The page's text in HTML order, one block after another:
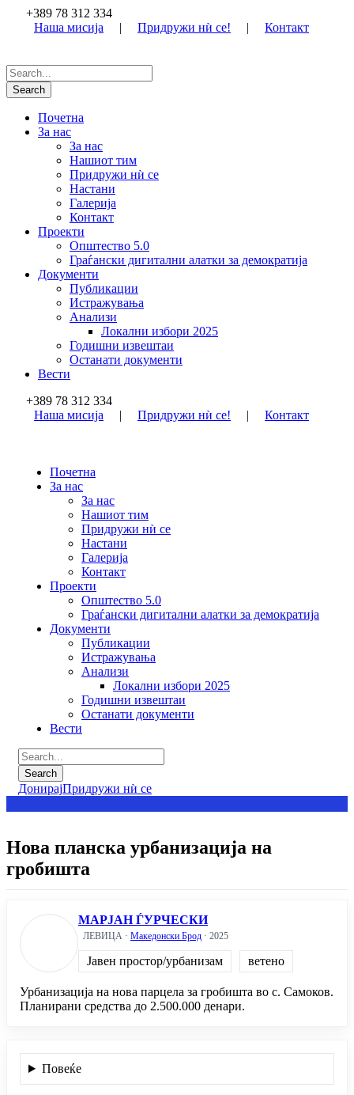
+389 78 312 334
Наша мисија
| Придружи нѝ се! | Контакт
Почетна
За нас
За нас
Нашиот тим
Придружи нѝ се
Настани
Галерија
Контакт
Проекти
Општество 5.0
Граѓански дигитални алатки за демократија
Документи
Публикации
Истражувања
Анализи
Локални избори 2025
Годишни извештаи
Останати документи
Вести
+389 78 312 334
Наша мисија
| Придружи нѝ се! | Контакт
Почетна
За нас
За нас
Нашиот тим
Придружи нѝ се
Настани
Галерија
Контакт
Проекти
Општество 5.0
Граѓански дигитални алатки за демократија
Документи
Публикации
Истражувања
Анализи
Локални избори 2025
Годишни извештаи
Останати документи
Вести
ДонирајПридружи нѝ се
Нова планска урбанизација на
гробишта
МАРЈАН ЃУРЧЕСКИ
ЛЕВИЦА · Македонски Брод · 2025
Јавен простор/урбанизам ветено
Урбанизација на нова парцела за гробишта во с. Самоков.
Планирани средства до 2.500.000 денари.
Повеќе